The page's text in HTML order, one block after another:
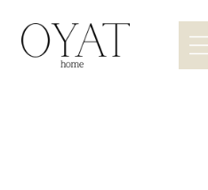
contenu